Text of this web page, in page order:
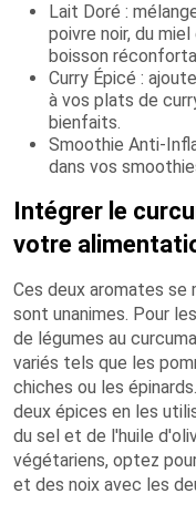
Lait Doré :
poivre noir, du
boisson
Curry Épicé :
à vos plats de
bienfaits.
Smoothie Anti-
dans vos
Intégrer le
votre
Ces deux aromates se
sont unanimes. Pour
de légumes au
variés tels que les
chiches ou les
deux épices en les
du sel et de l'huile
végétariens, optez
et des noix avec les